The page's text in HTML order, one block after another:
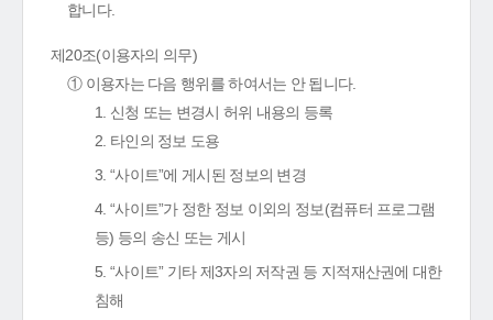
합니다.
제20조(이용자의 의무)
① 이용자는 다음 행위를 하여서는 안 됩니다.
1. 신청 또는 변경시 허위 내용의 등록
2. 타인의 정보 도용
3. “사이트”에 게시된 정보의 변경
4. “사이트”가 정한 정보 이외의 정보(컴퓨터 프로그램
등) 등의 송신 또는 게시
5. “사이트” 기타 제3자의 저작권 등 지적재산권에 대한
침해